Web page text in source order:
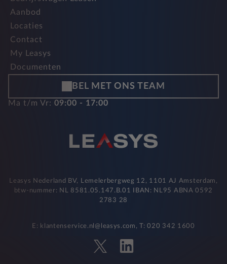
Aanbod
Locaties
Contact
My Leasys
Documenten
BEL MET ONS TEAM
Ma t/m Vr: 09:00 - 17:00
Leasys Nederland BV, Lemelerbergweg 12, 1101 AJ Amsterdam,
btw-nummer: NL 8581.05.147.B.01 IBAN: NL95 ABNA 0592
2783 28
E: klantenservice.nl@leasys.com, T: 020 342 1600